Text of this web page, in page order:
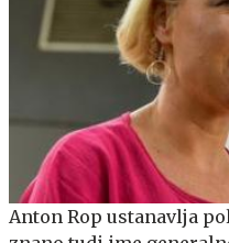
Anton Rop ustanavlja